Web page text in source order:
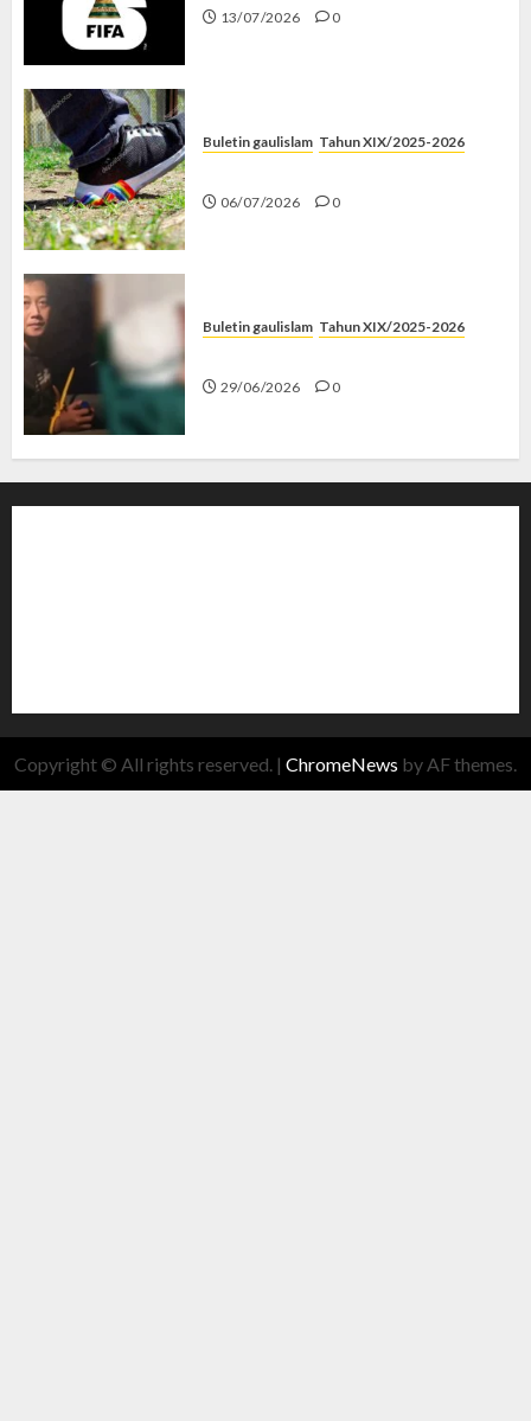
13/07/2026 0
Buletin gaulislam Tahun XIX/2025-2026
06/07/2026 0
Buletin gaulislam Tahun XIX/2025-2026
29/06/2026 0
Copyright © All rights reserved. | ChromeNews by AF themes.